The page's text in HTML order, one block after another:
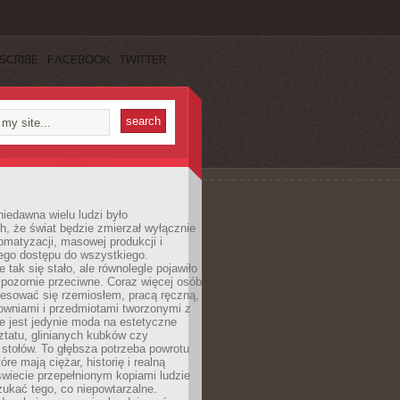
FACEBOOK TWITTER
wielu ludzi było
że świat będzie zmierzał wyłącznie
masowej produkcji i
dostępu do wszystkiego.
tak się stało, ale równolegle pojawiło
przeciwne. Coraz więcej osób
się rzemiosłem, pracą ręczną,
i przedmiotami tworzonymi z
jest jedynie moda na estetyczne
glinianych kubków czy
To głębsza potrzeba powrotu
mają ciężar, historię i realną
przepełnionym kopiami ludzie
tego, co niepowtarzalne.